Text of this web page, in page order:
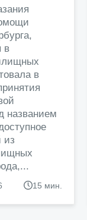
в
в
названием
из
15 мин.